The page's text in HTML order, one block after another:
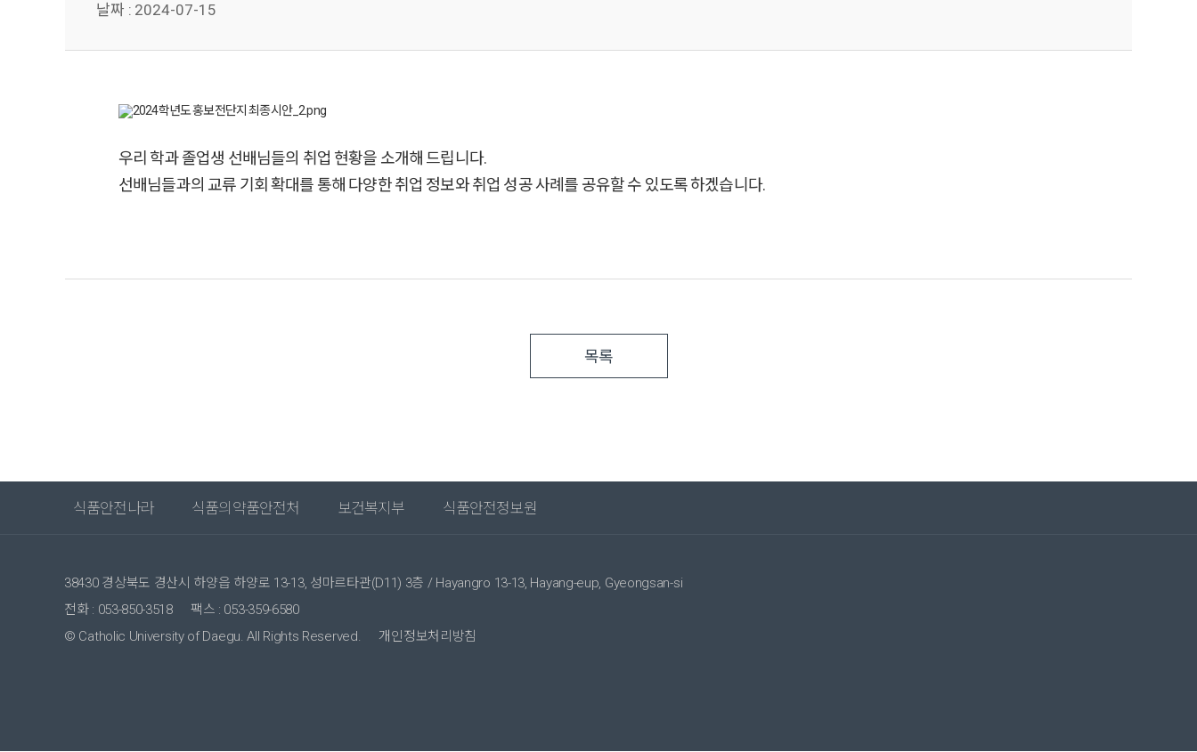
날짜 : 2024-07-15
우리 학과 졸업생 선배님들의 취업 현황을 소개해 드립니다.
선배님들과의 교류 기회 확대를 통해 다양한 취업 정보와 취업 성공 사례를 공유할 수 있도록 하겠습니다.
목록
식품안전나라 식품의약품안전처 보건복지부 식품안전정보원
38430 경상북도 경산시 하양읍 하양로 13-13, 성마르타관(D11) 3층 / Hayangro 13-13, Hayang-eup, Gyeongsan-si
전화 : 053-850-3518
팩스 : 053-359-6580
© Catholic University of Daegu. All Rights Reserved.
개인정보처리방침